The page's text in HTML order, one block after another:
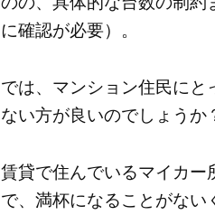
に確認が必要）。
では、マンション住民に
ない方が良いのでしょうか
賃貸で住んでいるマイカ
で、満杯になることがな